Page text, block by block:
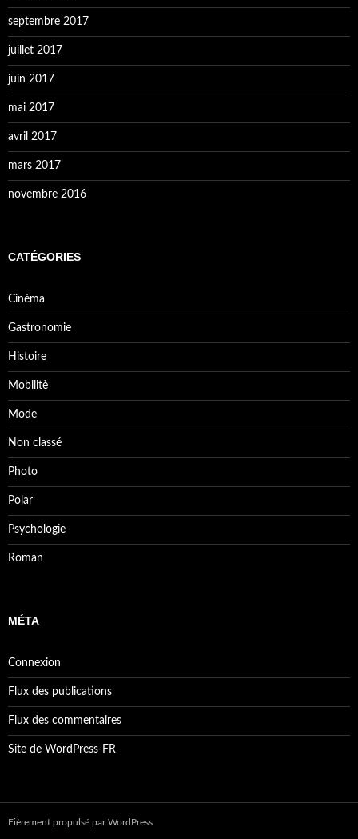
septembre 2017
juillet 2017
juin 2017
mai 2017
avril 2017
mars 2017
novembre 2016
CATÉGORIES
Cinéma
Gastronomie
Histoire
Mobilitè
Mode
Non classé
Photo
Polar
Psychologie
Roman
MÉTA
Connexion
Flux des publications
Flux des commentaires
Site de WordPress-FR
Fièrement propulsé par WordPress